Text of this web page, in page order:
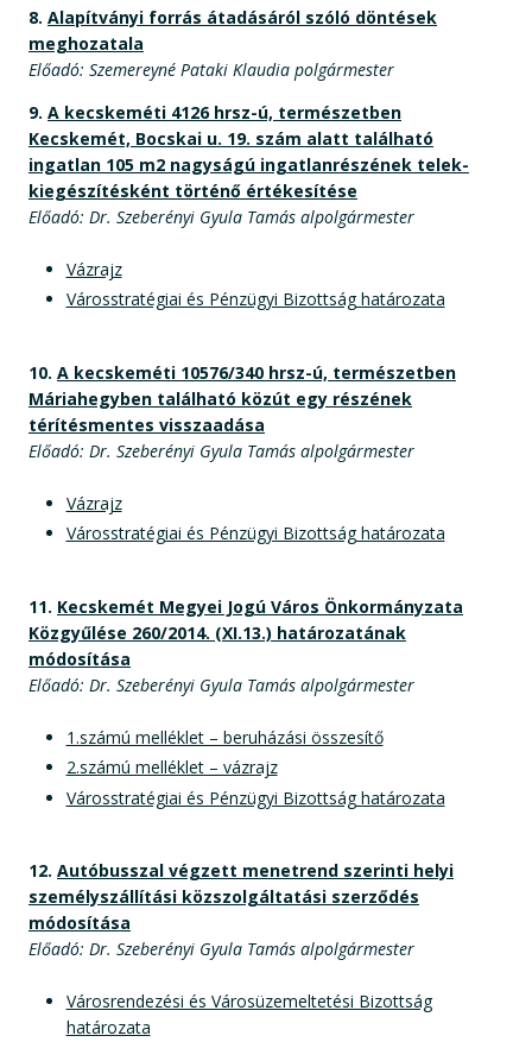
8. Alapítványi forrás átadásáról szóló döntések
meghozatala
Előadó: Szemereyné Pataki Klaudia polgármester
9. A kecskeméti 4126 hrsz-ú, természetben
Kecskemét, Bocskai u. 19. szám alatt található
ingatlan 105 m2 nagyságú ingatlanrészének telek-
kiegészítésként történő értékesítése
Előadó: Dr. Szeberényi Gyula Tamás alpolgármester
Vázrajz
Városstratégiai és Pénzügyi Bizottság határozata
10. A kecskeméti 10576/340 hrsz-ú, természetben
Máriahegyben található közút egy részének
térítésmentes visszaadása
Előadó: Dr. Szeberényi Gyula Tamás alpolgármester
Vázrajz
Városstratégiai és Pénzügyi Bizottság határozata
11. Kecskemét Megyei Jogú Város Önkormányzata
Közgyűlése 260/2014. (XI.13.) határozatának
módosítása
Előadó: Dr. Szeberényi Gyula Tamás alpolgármester
1.számú melléklet – beruházási összesítő
2.számú melléklet – vázrajz
Városstratégiai és Pénzügyi Bizottság határozata
12. Autóbusszal végzett menetrend szerinti helyi
személyszállítási közszolgáltatási szerződés
módosítása
Előadó: Dr. Szeberényi Gyula Tamás alpolgármester
Városrendezési és Városüzemeltetési Bizottság
határozata